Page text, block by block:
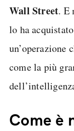
Wall Street. E
lo ha
un’operazione
come la più
Come è